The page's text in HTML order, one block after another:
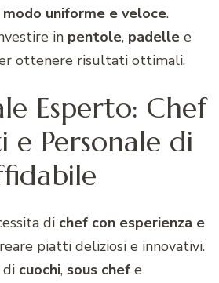
modo uniforme e veloce.
in pentole, padelle e
ottenere risultati ottimali.
Esperto: Chef
e Personale di
di chef con esperienza e
piatti deliziosi e innovativi.
di cuochi, sous chef e